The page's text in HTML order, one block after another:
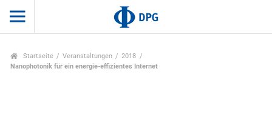
Startseite Veranstaltungen
2018
Nanophotonik für ein energie-effizientes Internet